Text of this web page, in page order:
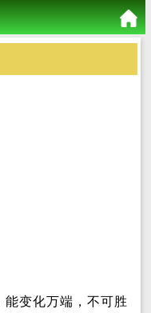
能变化万端，不可胜